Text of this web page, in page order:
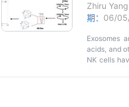
Zhiru Yang
期： 06/
Exosomes
acids, and
NK cells